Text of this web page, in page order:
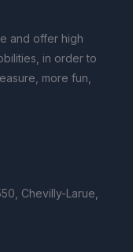
and offer high
in order to
more fun,
Chevilly-Larue,